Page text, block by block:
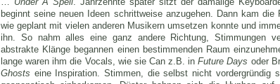
beginnt seine neuen Ideen schrittweise anzugehen. Dann kam
wie geplant mit vielen anderen Musikern umsetzen konnte und
ihn. So nahm alles eine ganz andere Richtung, Stimmungen
abstrakte Klänge begannen einen bestimmenden Raum
lange waren ihm die Vocals, wie sie Can z.B. inFuture Days oder
Ghosts eine Inspiration. Stimmen, die selbst nicht vordergründig